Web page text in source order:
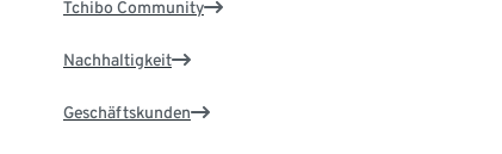
Tchibo Community
Nachhaltigkeit
Geschäftskunden